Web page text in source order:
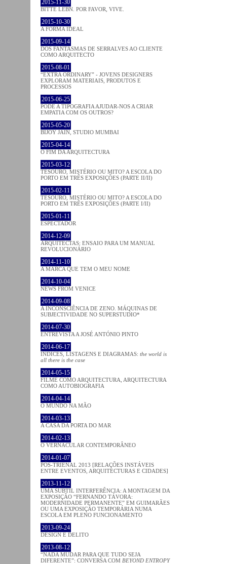
2015-11-30
BITTE LEBN. POR FAVOR, VIVE.
2015-10-30
A FORMA IDEAL
2015-09-14
DOS FANTASMAS DE SERRALVES AO CLIENTE
COMO ARQUITECTO
2015-08-01
“EXTRA ORDINARY” - JOVENS DESIGNERS
EXPLORAM MATERIAIS, PRODUTOS E
PROCESSOS
2015-06-25
PODE A TIPOGRAFIA AJUDAR-NOS A CRIAR
EMPATIA COM OS OUTROS?
2015-05-20
BIJOY JAIN, STUDIO MUMBAI
2015-04-14
O FIM DA ARQUITECTURA
2015-03-12
TESOURO, MISTÉRIO OU MITO? A ESCOLA DO
PORTO EM TRÊS EXPOSIÇÕES (PARTE II/II)
2015-02-11
TESOURO, MISTÉRIO OU MITO? A ESCOLA DO
PORTO EM TRÊS EXPOSIÇÕES (PARTE I/II)
2015-01-11
ESPECTADOR
2014-12-09
ARQUITECTAS: ENSAIO PARA UM MANUAL
REVOLUCIONÁRIO
2014-11-10
A MARCA QUE TEM O MEU NOME
2014-10-04
NEWS FROM VENICE
2014-09-08
A INCONSCIÊNCIA DE ZENO. MÁQUINAS DE
SUBJECTIVIDADE NO SUPERSTUDIO*
2014-07-30
ENTREVISTA A JOSÉ ANTÓNIO PINTO
2014-06-17
ÍNDICES, LISTAGENS E DIAGRAMAS: the world is
all there is the case
2014-05-15
FILME COMO ARQUITECTURA, ARQUITECTURA
COMO AUTOBIOGRAFIA
2014-04-14
O MUNDO NA MÃO
2014-03-13
A CASA DA PORTA DO MAR
2014-02-13
O VERNACULAR CONTEMPORÂNEO
2014-01-07
PÓS-TRIENAL 2013 [RELAÇÕES INSTÁVEIS
ENTRE EVENTOS, ARQUITECTURAS E CIDADES]
2013-11-12
UMA SUBTIL INTERFERÊNCIA: A MONTAGEM DA
EXPOSIÇÃO “FERNANDO TÁVORA:
MODERNIDADE PERMANENTE” EM GUIMARÃES
OU UMA EXPOSIÇÃO TEMPORÁRIA NUMA
ESCOLA EM PLENO FUNCIONAMENTO
2013-09-24
DESIGN E DELITO
2013-08-12
“NADA MUDAR PARA QUE TUDO SEJA
DIFERENTE”: CONVERSA COM BEYOND ENTROPY